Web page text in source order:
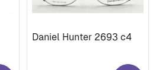
Daniel Hunter 2693 с4